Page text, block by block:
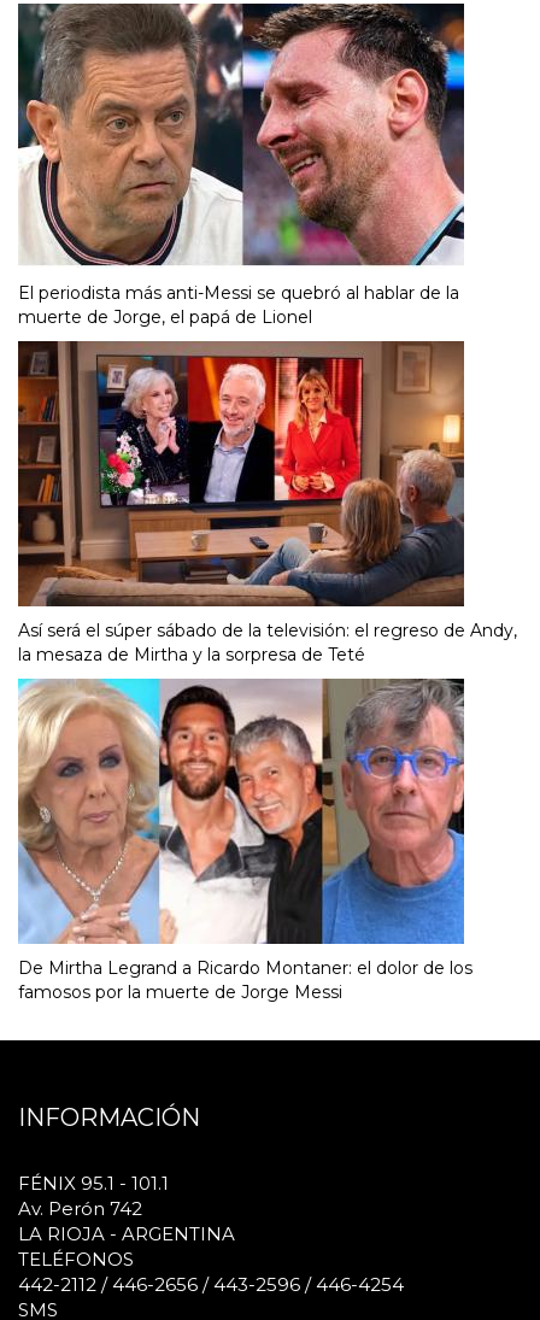
El periodista más anti-Messi se quebró al hablar de la
muerte de Jorge, el papá de Lionel
Así será el súper sábado de la televisión: el regreso de Andy,
la mesaza de Mirtha y la sorpresa de Teté
De Mirtha Legrand a Ricardo Montaner: el dolor de los
famosos por la muerte de Jorge Messi
INFORMACIÓN
FÉNIX 95.1 - 101.1
Av. Perón 742
LA RIOJA - ARGENTINA
TELÉFONOS
442-2112 / 446-2656 / 443-2596 / 446-4254
SMS